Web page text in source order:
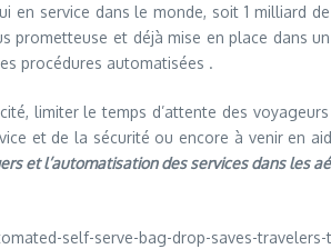
en service dans le monde, soit 1 milliard
et déjà mise en place dans
procédures automatisées .
limiter le temps d’attente des
et de la sécurité ou encore à venir en
et l’automatisation des services dans les
self-serve-bag-drop-saves-travelers-